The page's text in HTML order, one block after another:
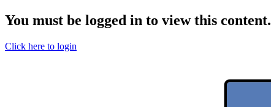
You must be logged in to view this content.
Click here to login